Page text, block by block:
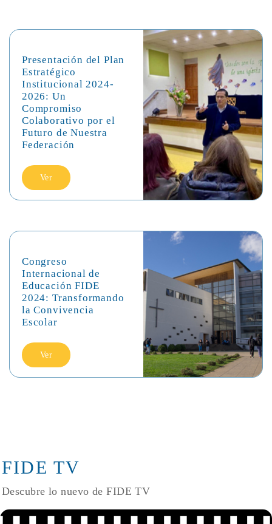
Presentación del Plan
Estratégico
Institucional 2024-
2026: Un
Compromiso
Colaborativo por el
Futuro de Nuestra
Federación
Ver
Congreso
Internacional de
Educación FIDE
2024: Transformando
la Convivencia
Escolar
Ver
FIDE TV
Descubre lo nuevo de FIDE TV